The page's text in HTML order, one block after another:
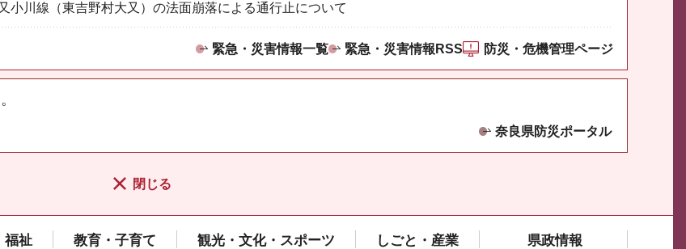
小川線（東吉野村大又）の法面崩落による通行止について
緊急・災害情報一覧 緊急・災害情報RSS 防災・危機管理ページ
奈良県防災ポータル
閉じる
福祉 教育・子育て 観光・文化・スポーツ しごと・産業 県政情報